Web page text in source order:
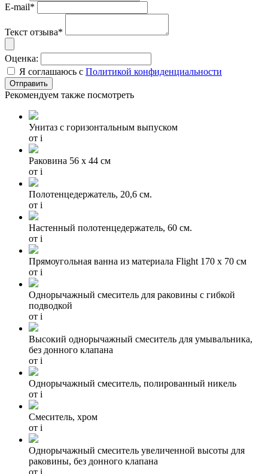
E-mail*
Текст отзыва*
Оценка:
Я соглашаюсь с Политикой конфиденциальности
Рекомендуем также посмотреть
Унитаз с горизонтальным выпуском
от i
Раковина 56 х 44 см
от i
Полотенцедержатель, 20,6 см.
от i
Настенный полотенцедержатель, 60 см.
от i
Прямоугольная ванна из материала Flight 170 х 70 см
от i
Однорычажный смеситель для раковины с гибкой
подводкой
от i
Высокий однорычажный смеситель для умывальника,
без донного клапана
от i
Однорычажный смеситель, полированный никель
от i
Смеситель, хром
от i
Однорычажный смеситель увеличенной высоты для
раковины, без донного клапана
от i